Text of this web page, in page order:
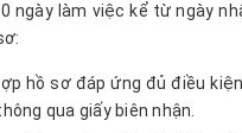
ngày làm việc kể từ ngày
hồ sơ đáp ứng đủ điều
qua giấy biên nhận.